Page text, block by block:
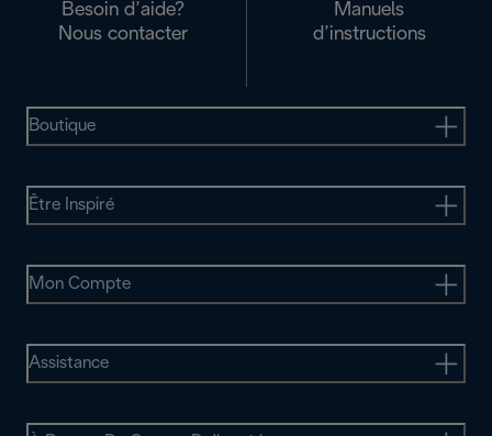
Besoin d’aide?
Nous contacter
Manuels
d’instructions
Boutique
Être Inspiré
Mon Compte
Assistance